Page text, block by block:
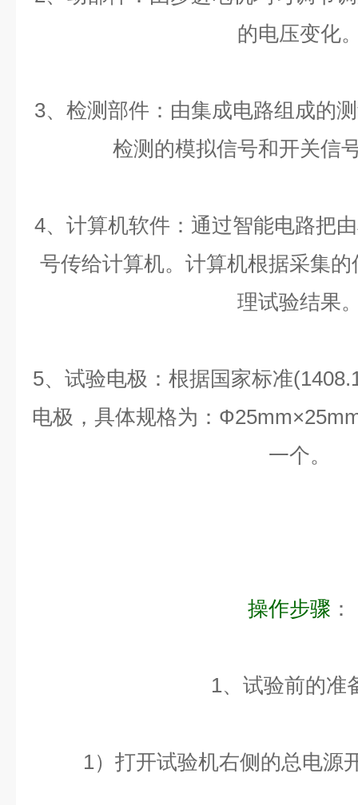
的电压变化
3、检测部件：由集成电路组成的
检测的模拟信号和开关信
4、计算机软件：通过智能电路把
号传给计算机。计算机根据采集
理试验结果
5、试验电极：根据国家标准
电极，具体规格为：
一个。
操作步骤 ：
1、试验前的准
1）打开试验机右侧的总电源